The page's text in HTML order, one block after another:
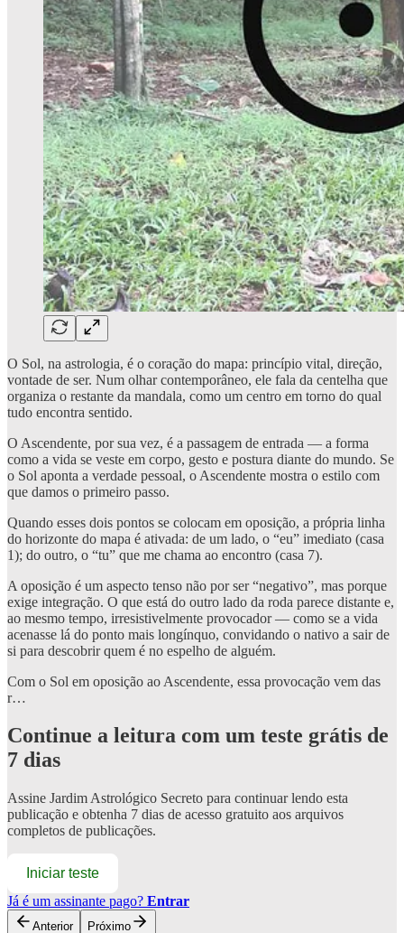
O Sol, na astrologia, é o coração do mapa: princípio vital, direção,
vontade de ser. Num olhar contemporâneo, ele fala da centelha que
organiza o restante da mandala, como um centro em torno do qual
tudo encontra sentido.
O Ascendente, por sua vez, é a passagem de entrada — a forma
como a vida se veste em corpo, gesto e postura diante do mundo. Se
o Sol aponta a verdade pessoal, o Ascendente mostra o estilo com
que damos o primeiro passo.
Quando esses dois pontos se colocam em oposição, a própria linha
do horizonte do mapa é ativada: de um lado, o “eu” imediato (casa
1); do outro, o “tu” que me chama ao encontro (casa 7).
A oposição é um aspecto tenso não por ser “negativo”, mas porque
exige integração. O que está do outro lado da roda parece distante e,
ao mesmo tempo, irresistivelmente provocador — como se a vida
acenasse lá do ponto mais longínquo, convidando o nativo a sair de
si para descobrir quem é no espelho de alguém.
Com o Sol em oposição ao Ascendente, essa provocação vem das
r…
Continue a leitura com um teste grátis de
7 dias
Assine Jardim Astrológico Secreto para continuar lendo esta
publicação e obtenha 7 dias de acesso gratuito aos arquivos
completos de publicações.
Iniciar teste
Já é um assinante pago? Entrar
Anterior Próximo